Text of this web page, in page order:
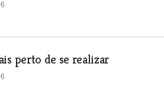
perto de se realizar